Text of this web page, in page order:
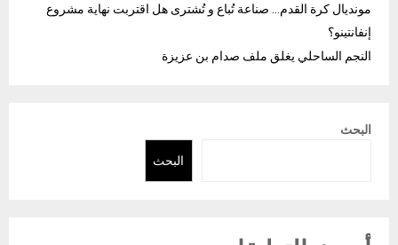
مونديال كرة القدم… صناعة تُباع و تُشترى هل اقتربت نهاية مشروع
إنفانتينو؟
النجم الساحلي يغلق ملف صدام بن عزيزة
البحث
البحث